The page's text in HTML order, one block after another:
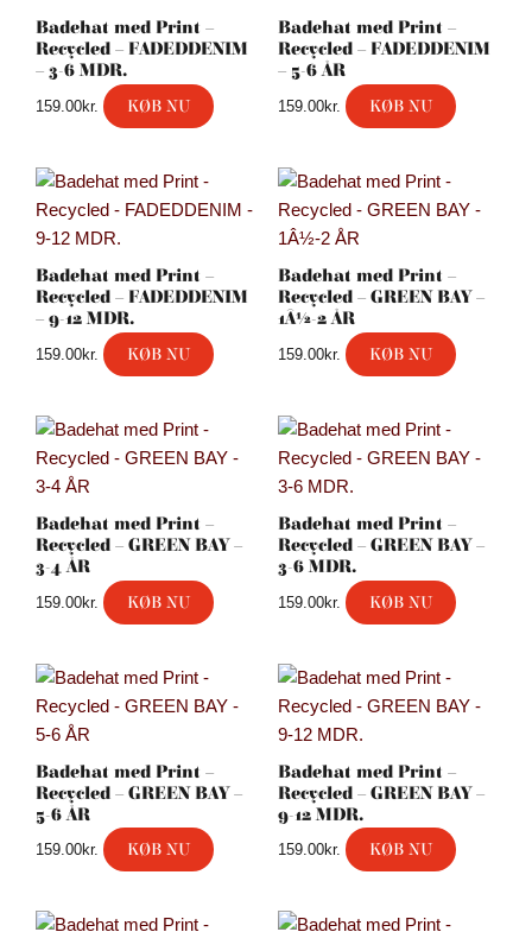
Badehat med Print –
Recycled – FADEDDENIM
– 3-6 MDR.
159.00kr. KØB NU
Badehat med Print –
Recycled – FADEDDENIM
– 5-6 ÅR
159.00kr. KØB NU
Badehat med Print –
Recycled – FADEDDENIM
– 9-12 MDR.
159.00kr. KØB NU
Badehat med Print –
Recycled – GREEN BAY –
1Â½-2 ÅR
159.00kr. KØB NU
Badehat med Print –
Recycled – GREEN BAY –
3-4 ÅR
159.00kr. KØB NU
Badehat med Print –
Recycled – GREEN BAY –
3-6 MDR.
159.00kr. KØB NU
Badehat med Print –
Recycled – GREEN BAY –
5-6 ÅR
159.00kr. KØB NU
Badehat med Print –
Recycled – GREEN BAY –
9-12 MDR.
159.00kr. KØB NU